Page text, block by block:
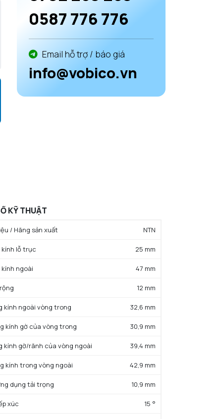
0587 776 776
Email hỗ trợ / báo giá
info@vobico.vn
KỸ THUẬT
/ Hãng sản xuất NTN
lỗ trục 25 mm
kính ngoài 47 mm
12 mm
kính ngoài vòng trong 32,6 mm
kính gờ của vòng trong 30,9 mm
kính gờ/rãnh của vòng ngoài 39,4 mm
kính trong vòng ngoài 42,9 mm
dụng tải trọng 10,9 mm
xúc 15 °